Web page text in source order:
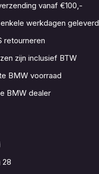
vanaf €100,-
enkele werkdagen geleverd
retourneren
zijn inclusief BTW
BMW voorraad
BMW dealer
28